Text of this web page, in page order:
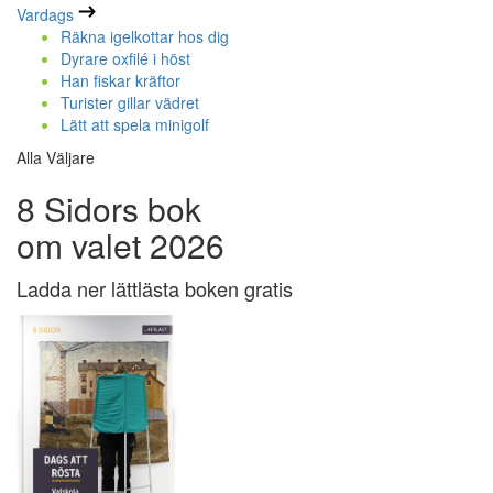
Vardags
Räkna igelkottar hos dig
Dyrare oxfilé i höst
Han fiskar kräftor
Turister gillar vädret
Lätt att spela minigolf
Alla Väljare
8 Sidors bok
om valet 2026
Ladda ner lättlästa boken gratis